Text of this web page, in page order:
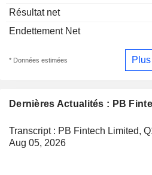
Dernières Actualités : PB
Transcript : PB Fintech Limited,
Aug 05, 2026
Résultat net
Endettement Net
* Données estimées